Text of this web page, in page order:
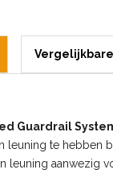
Guardrail
leuning te hebben
leuning aanwezig